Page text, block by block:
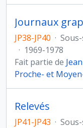
Journaux
JP38-JP40 ·
· 1969-1978
Fait partie de
Proche- et
Relevés
JP41-JP43 ·